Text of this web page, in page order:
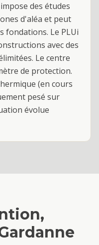
des études
d'aléa et peut
fondations. Le PLUi
avec des
Le centre
de protection.
(en cours
pesé sur
évolue